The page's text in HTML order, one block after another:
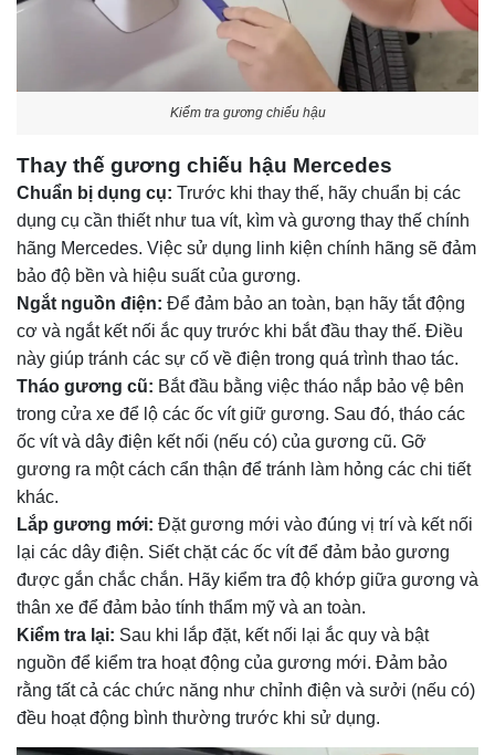
Kiểm tra gương chiếu hậu
Thay thế gương chiếu hậu Mercedes
Chuẩn bị dụng cụ: Trước khi thay thế, hãy chuẩn bị các
dụng cụ cần thiết như tua vít, kìm và gương thay thế chính
hãng Mercedes. Việc sử dụng linh kiện chính hãng sẽ đảm
bảo độ bền và hiệu suất của gương.
Ngắt nguồn điện: Để đảm bảo an toàn, bạn hãy tắt động
cơ và ngắt kết nối ắc quy trước khi bắt đầu thay thế. Điều
này giúp tránh các sự cố về điện trong quá trình thao tác.
Tháo gương cũ: Bắt đầu bằng việc tháo nắp bảo vệ bên
trong cửa xe để lộ các ốc vít giữ gương. Sau đó, tháo các
ốc vít và dây điện kết nối (nếu có) của gương cũ. Gỡ
gương ra một cách cẩn thận để tránh làm hỏng các chi tiết
khác.
Lắp gương mới: Đặt gương mới vào đúng vị trí và kết nối
lại các dây điện. Siết chặt các ốc vít để đảm bảo gương
được gắn chắc chắn. Hãy kiểm tra độ khớp giữa gương và
thân xe để đảm bảo tính thẩm mỹ và an toàn.
Kiểm tra lại: Sau khi lắp đặt, kết nối lại ắc quy và bật
nguồn để kiểm tra hoạt động của gương mới. Đảm bảo
rằng tất cả các chức năng như chỉnh điện và sưởi (nếu có)
đều hoạt động bình thường trước khi sử dụng.